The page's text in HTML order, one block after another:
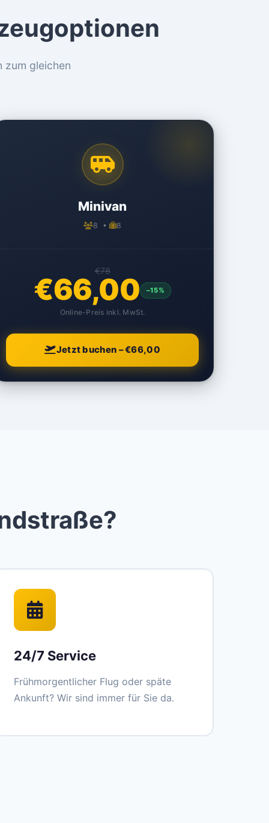
zum gleichen
Minivan
8 • 8
€78
€66,00 –15%
Online-Preis inkl. MwSt.
Jetzt buchen – €66,00
24/7 Service
Frühmorgentlicher Flug oder späte
Ankunft? Wir sind immer für Sie da.